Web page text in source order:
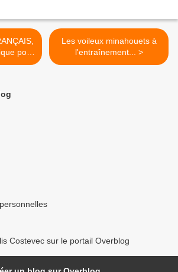
pour
est à
Les voileux minahouets à
l'entraînement... >
Costevec sur le portail Overblog